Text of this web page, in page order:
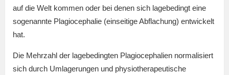
auf die Welt kommen oder bei denen sich lagebedingt eine
sogenannte Plagiocephalie (einseitige Abflachung) entwickelt
hat.
Die Mehrzahl der lagebedingten Plagiocephalien normalisiert
sich durch Umlagerungen und physiotherapeutische